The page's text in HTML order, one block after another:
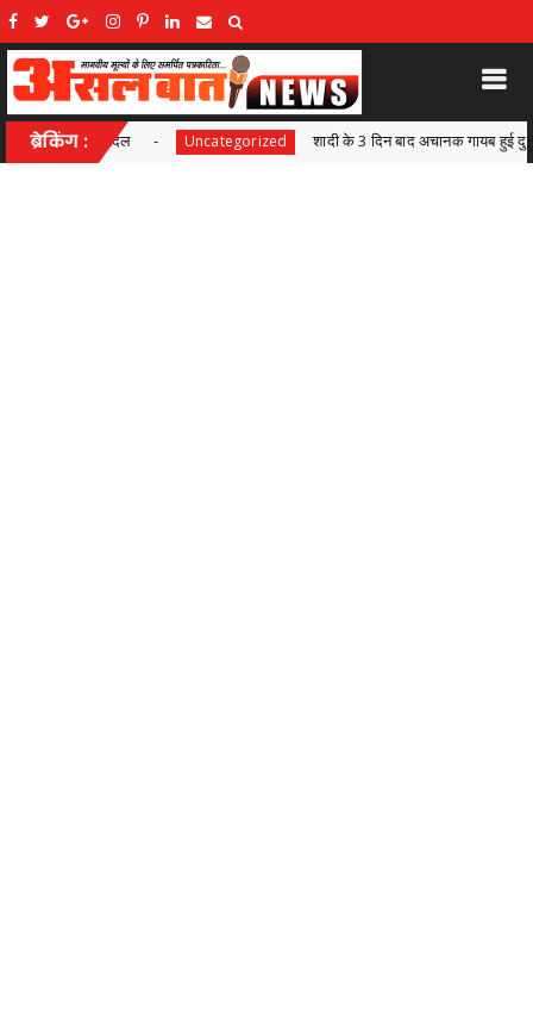
ब्रेकिंग : शादी के 3 दिन बाद अचानक गायब हुई दुल्हन, लेने पहुंचे दूल्हे से मांगे पैसे; पीड़ित